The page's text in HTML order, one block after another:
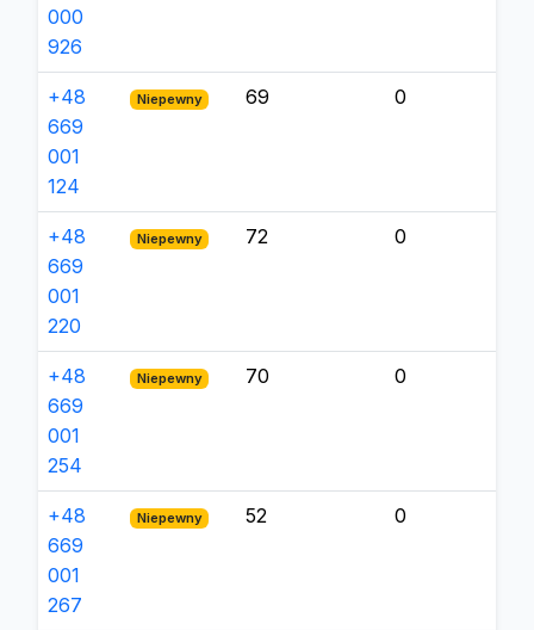
000
926
+48
669
001
124
Niepewny 69 0
+48
669
001
220
Niepewny 72 0
+48
669
001
254
Niepewny 70 0
+48
669
001
267
Niepewny 52 0